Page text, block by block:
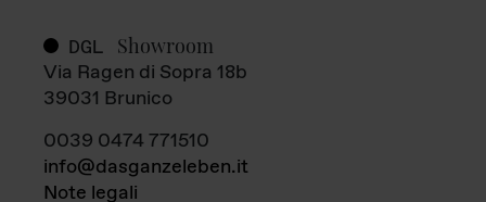
DGL Showroom
Via Ragen di Sopra 18b
39031 Brunico
0039 0474 771510
info@dasganzeleben.it
Note legali